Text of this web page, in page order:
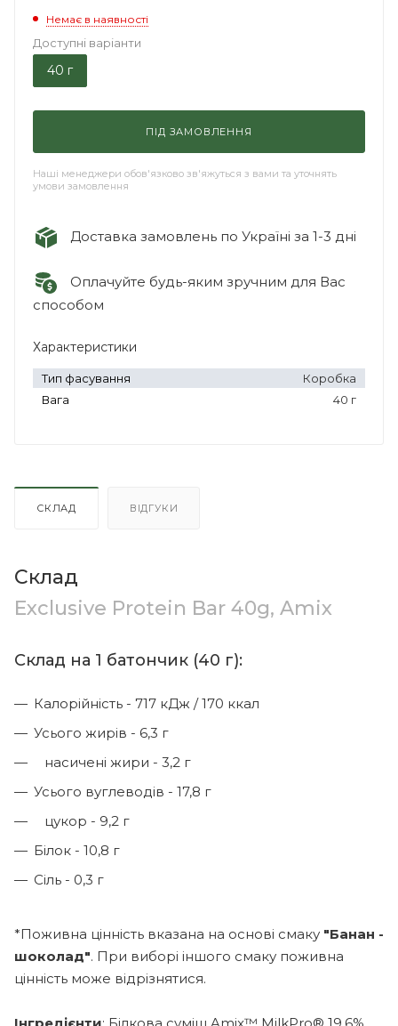
Немає в наявності
Доступні варіанти
40 г
ПІД ЗАМОВЛЕННЯ
Наші менеджери обов'язково зв'яжуться з вами та уточнять
умови замовлення
Доставка замовлень по Україні за 1-3 дні
Оплачуйте будь-яким зручним для Вас
способом
Характеристики
Тип фасування
Коробка
Вага
40 г
СКЛАД ВІДГУКИ
Склад
Exclusive Protein Bar 40g, Amix
Склад на 1 батончик (40 г):
Калорійність - 717 кДж / 170 ккал
Усього жирів - 6,3 г
насичені жири - 3,2 г
Усього вуглеводів - 17,8 г
цукор - 9,2 г
Білок - 10,8 г
Сіль - 0,3 г
*Поживна цінність вказана на основі смаку "Банан -
шоколад". При виборі іншого смаку поживна
цінність може відрізнятися.